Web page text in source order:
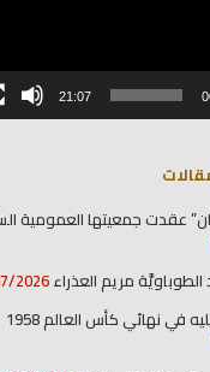
21:07
عقدت جمعيتها العمومية
الطوباويَّة مريم العذراء2026
في نهائي كأس العالم 1958